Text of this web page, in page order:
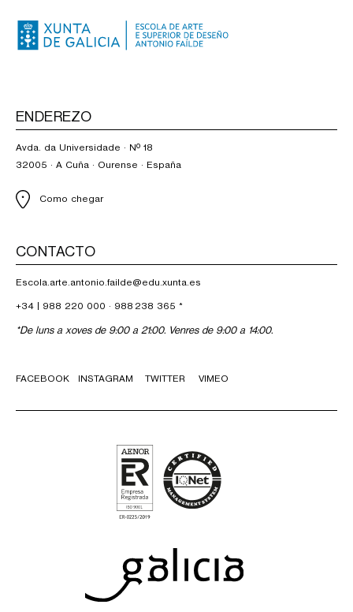
ENDEREZO
Avda. da Universidade · Nº 18
32005 · A Cuña · Ourense · España
Como chegar
CONTACTO
Escola.arte.antonio.failde@edu.xunta.es
+34 | 988 220 000 · 988 238 365 *
*De luns a xoves de 9:00 a 21:00. Venres de 9:00 a 14:00.
FACEBOOK INSTAGRAM TWITTER VIMEO